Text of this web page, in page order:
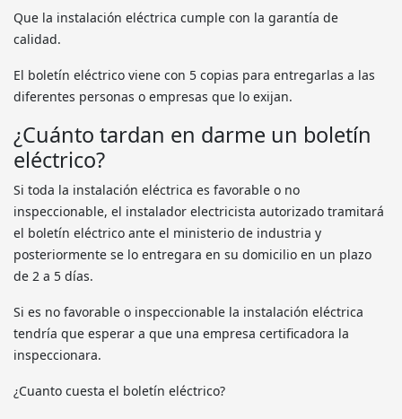
Que la instalación eléctrica cumple con la garantía de
calidad.
El boletín eléctrico viene con 5 copias para entregarlas a las
diferentes personas o empresas que lo exijan.
¿Cuánto tardan en darme un boletín
eléctrico?
Si toda la instalación eléctrica es favorable o no
inspeccionable, el instalador electricista autorizado tramitará
el boletín eléctrico ante el ministerio de industria y
posteriormente se lo entregara en su domicilio en un plazo
de 2 a 5 días.
Si es no favorable o inspeccionable la instalación eléctrica
tendría que esperar a que una empresa certificadora la
inspeccionara.
¿Cuanto cuesta el boletín eléctrico?